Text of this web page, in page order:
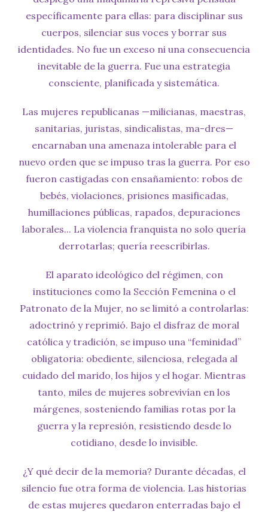
específicamente para ellas: para disciplinar sus
cuerpos, silenciar sus voces y borrar sus
identidades. No fue un exceso ni una consecuencia
inevitable de la guerra. Fue una estrategia
consciente, planificada y sistemática.
Las mujeres republicanas —milicianas, maestras,
sanitarias, juristas, sindicalistas, ma-dres—
encarnaban una amenaza intolerable para el
nuevo orden que se impuso tras la guerra. Por eso
fueron castigadas con ensañamiento: robos de
bebés, violaciones, prisiones masificadas,
humillaciones públicas, rapados, depuraciones
laborales... La violencia franquista no solo quería
derrotarlas; quería reescribirlas.
El aparato ideológico del régimen, con
instituciones como la Sección Femenina o el
Patronato de la Mujer, no se limitó a controlarlas:
adoctrinó y reprimió. Bajo el disfraz de moral
católica y tradición, se impuso una “feminidad”
obligatoria: obediente, silenciosa, relegada al
cuidado del marido, los hijos y el hogar. Mientras
tanto, miles de mujeres sobrevivían en los
márgenes, sosteniendo familias rotas por la
guerra y la represión, resistiendo desde lo
cotidiano, desde lo invisible.
¿Y qué decir de la memoria? Durante décadas, el
silencio fue otra forma de violencia. Las historias
de estas mujeres quedaron enterradas bajo el